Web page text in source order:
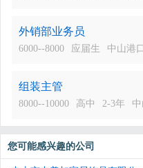
外销部业务员
6000--8000 应届生 中山港口
组装主管
8000--10000 高中 2-3年
您可能感兴趣的公司